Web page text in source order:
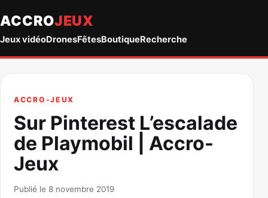
ACCROJEUX
Jeux vidéoDronesFêtesBoutiqueRecherche
ACCRO-JEUX
Sur Pinterest L’escalade
de Playmobil | Accro-
Jeux
Publié le 8 novembre 2019